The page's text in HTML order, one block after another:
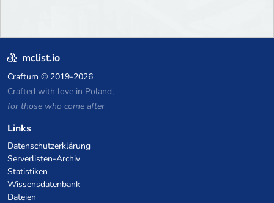
mclist.io
Craftum © 2019-2026
Crafted with love in Poland,
for those who come after
Links
Datenschutzerklärung
Serverlisten-Archiv
Statistiken
Wissensdatenbank
Dateien